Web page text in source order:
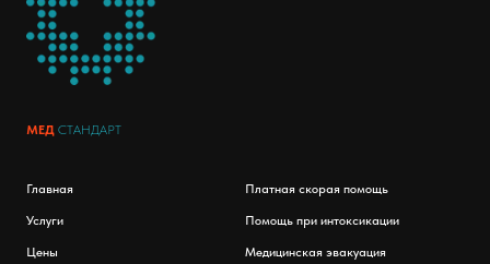
МЕД СТАНДАРТ
Главная
Услуги
Цены
Платная скорая помощь
Помощь при интоксикации
Медицинская эвакуация